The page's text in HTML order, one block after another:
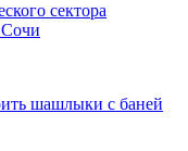
сектора
Сочи
шашлыки с баней